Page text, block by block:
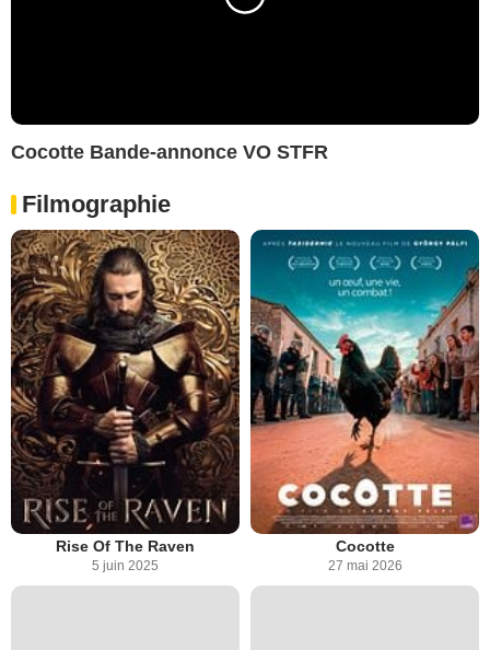
Cocotte Bande-annonce VO STFR
Filmographie
Rise Of The Raven
5 juin 2025
Cocotte
27 mai 2026